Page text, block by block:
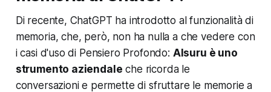
Di recente, ChatGPT ha introdotto al funzionalità di
memoria, che, però, non ha nulla a che vedere con
i casi d'uso di Pensiero Profondo: AIsuru è uno
strumento aziendale che ricorda le
conversazioni e permette di sfruttare le memorie a